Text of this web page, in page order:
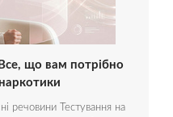
що вам потрібно
речовини Тестування на